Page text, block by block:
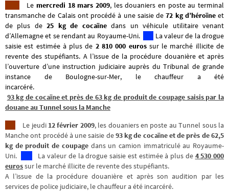
Le mercredi 18 mars 2009, les douaniers en poste au terminal
transmanche de Calais ont procédé à une saisie de72 kg d’héroïneet
de plus de25 kg de cocaïnedans un véhicule utilitaire venant
d’Allemagne et se rendant au Royaume-Uni.
La valeur de la drogue
saisie est estimée à plus de 2 810 000 eurossur le marché illicite de
revente des stupéfiants. A l’issue de la procédure douanière et après
l’ouverture d’une instruction judiciaire auprès du Tribunal de grande
instance de Boulogne-sur-Mer, le chauffeur a été
incarcéré.
93 kg de cocaïne et près de 63 kg de produit de coupage saisis par la
douane au Tunnel sous la Manche
Le jeudi 12 février 2009, les douaniers en poste au Tunnel sous la
Manche ont procédé à une saisie de93 kg de cocaïne et de près de 62,5
kg de produit de coupagedans un camion immatriculé au Royaume-
Uni.
La valeur de la drogue saisie est estimée à plus de 4 530 000
eurossur le marché illicite de revente des stupéfiants.
A l’issue de la procédure douanière et après son audition par les
services de police judiciaire, le chauffeur a été incarcéré.